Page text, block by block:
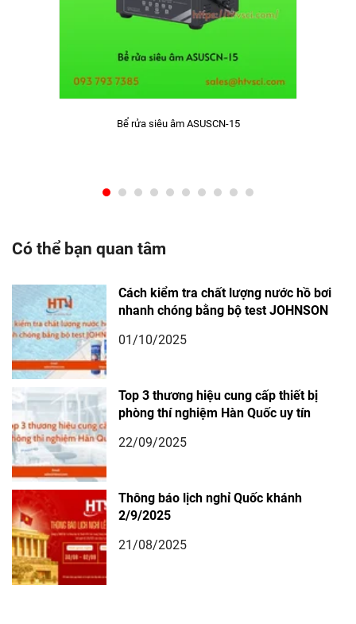
Bể rửa siêu âm ASUSCN-15
Có thể bạn quan tâm
Cách kiểm tra chất lượng nước hồ bơi
nhanh chóng bằng bộ test JOHNSON
01/10/2025
Top 3 thương hiệu cung cấp thiết bị
phòng thí nghiệm Hàn Quốc uy tín
22/09/2025
Thông báo lịch nghỉ Quốc khánh
2/9/2025
21/08/2025